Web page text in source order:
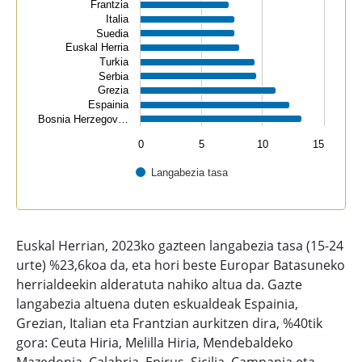
Langabezia tasa
Frantzia
Italia
Suedia
Euskal Herria
Turkia
Serbia
Grezia
Espainia
Bosnia Herzegov…
0 10
5 15
Euskal Herrian, 2023ko gazteen langabezia tasa (15-24
urte) %23,6koa da, eta hori beste Europar Batasuneko
herrialdeekin alderatuta nahiko altua da. Gazte
langabezia altuena duten eskualdeak Espainia,
Grezian, Italian eta Frantzian aurkitzen dira, %40tik
gora: Ceuta Hiria, Melilla Hiria, Mendebaldeko